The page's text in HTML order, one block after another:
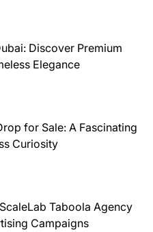
Discover Premium
Elegance
for Sale: A Fascinating
Curiosity
Taboola Agency
Campaigns